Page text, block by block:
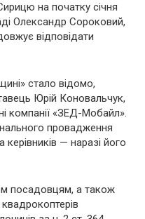
на початку січня
Олександр Сороковий,
відповідати
стало відомо,
Юрій Коновальчук,
компанії «ЗЕД-Мобайл».
провадження
керівників — наразі його
посадовцям, а також